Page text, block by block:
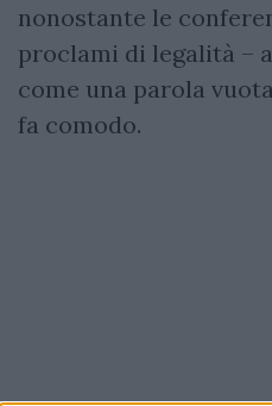
nonostante le
proclami di legalità –
come una parola
fa comodo.